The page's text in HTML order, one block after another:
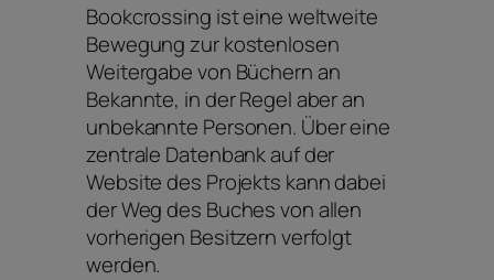
Bookcrossing ist eine weltweite
Bewegung zur kostenlosen
Weitergabe von Büchern an
Bekannte, in der Regel aber an
unbekannte Personen. Über eine
zentrale Datenbank auf der
Website des Projekts kann dabei
der Weg des Buches von allen
vorherigen Besitzern verfolgt
werden.